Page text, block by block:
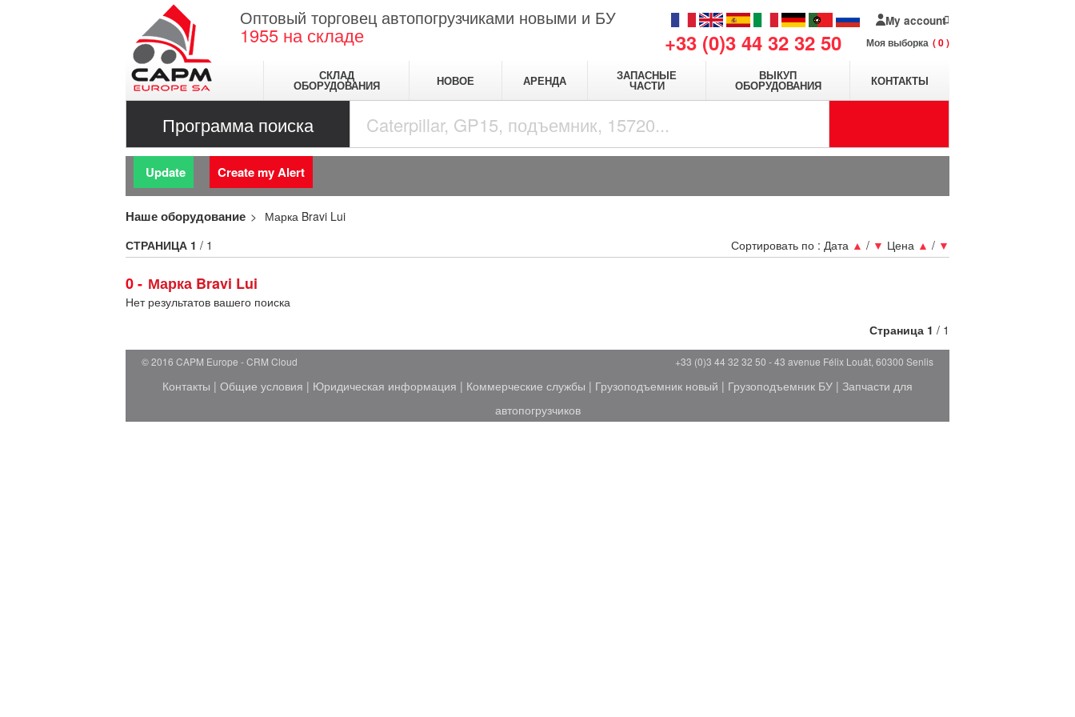
Оптовый торговец автопогрузчиками новыми и БУ
1955 на складе +33 (0)3 44 32 32 50
My account
Моя выборка 0
СКЛАД
ОБОРУДОВАНИЯ НОВОЕ АРЕНДА ЗАПАСНЫЕ
ЧАСТИ
ВЫКУП
ОБОРУДОВАНИЯ КОНТАКТЫ
Программа поиска
Update Create my Alert
Наше оборудование Марка Bravi Lui
0 Марка Bravi Lui
Сортировать по : Дата ▲ / ▼ Цена ▲ / ▼
СТРАНИЦА 1 / 1
Нет результатов вашего поиска
Страница 1 / 1
© 2016 CAPM Europe CRM Cloud +33 (0)3 44 32 32 50 - 43 avenue Félix Louât, 60300 Senlis
Контакты | Общие условия | Юридическая информация | Коммерческие службы | Грузоподъемник новый | Грузоподъемник БУ | Запчасти для
автопогрузчиков